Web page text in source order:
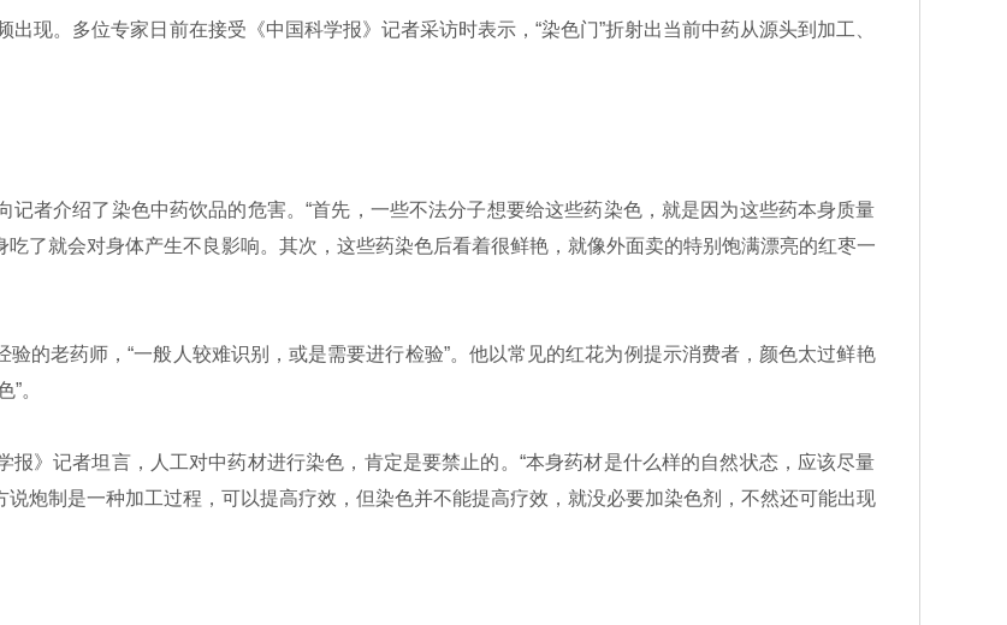
现。多位专家日前在接受《中国科学报》记者采访时表示，“染色门”折射出当前中药从源头到加工、
者介绍了染色中药饮品的危害。“首先，一些不法分子想要给这些药染色，就是因为这些药本身质量
了就会对身体产生不良影响。其次，这些药染色后看着很鲜艳，就像外面卖的特别饱满漂亮的红枣一
的老药师，“一般人较难识别，或是需要进行检验”。他以常见的红花为例提示消费者，颜色太过鲜艳
。
》记者坦言，人工对中药材进行染色，肯定是要禁止的。“本身药材是什么样的自然状态，应该尽量
炮制是一种加工过程，可以提高疗效，但染色并不能提高疗效，就没必要加染色剂，不然还可能出现